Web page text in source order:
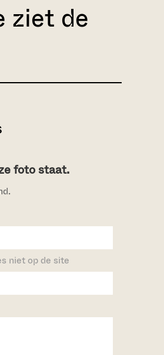
ziet de
foto staat.
niet op de site